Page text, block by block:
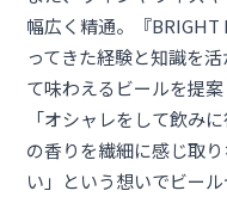
幅広く精通。『BRIGHT
ってきた経験と知識を
て味わえるビールを提案
「オシャレをして飲み
の香りを繊細に感じ取
い」という想いでビー